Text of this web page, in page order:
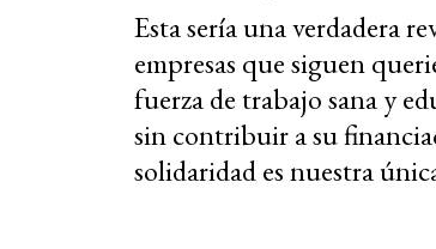
Esta sería una verdadera
empresas que siguen
fuerza de trabajo sana y
sin contribuir a su
solidaridad es nuestra